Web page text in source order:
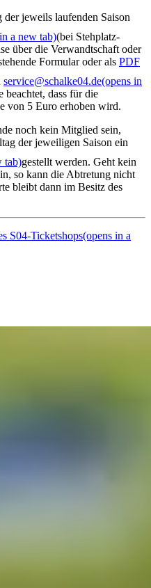
jeweils laufenden Saison
a new tab)(bei Stehplatz-
über die Verwandtschaft oder
Formular oder als PDF
service@schalke04.de(opens in
beachtet, dass für die
von 5 Euro erhoben wird.
noch kein Mitglied sein,
der jeweiligen Saison ein
tab)gestellt werden. Geht kein
so kann die Abtretung nicht
bleibt dann im Besitz des
S04-Ticketshops(opens in a